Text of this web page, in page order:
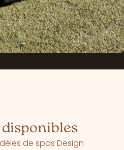
de spas Design